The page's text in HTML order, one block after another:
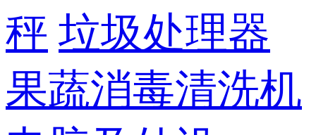
秤 垃圾处理器
果蔬消毒清洗机